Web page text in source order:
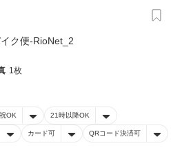
1枚
OK 21時以降OK
カード可 QRコード決済可